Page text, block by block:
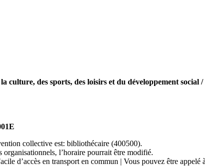
des sports, des loisirs et du développement social /
collective est: bibliothécaire (400500).
l’horaire pourrait être modifié.
d’accès en transport en commun | Vous pouvez être appelé